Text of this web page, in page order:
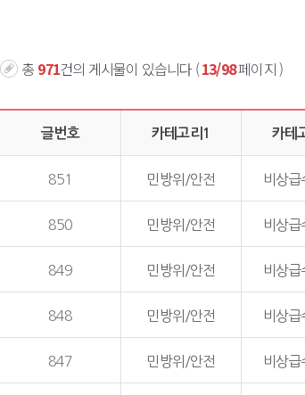
총 971건의 게시물이 있습니다 (13/98페이지 )
글번호 카테고리1 카테
851 민방위/안전 비상급
850 민방위/안전 비상급
849 민방위/안전 비상급
848 민방위/안전 비상급
847 민방위/안전 비상급